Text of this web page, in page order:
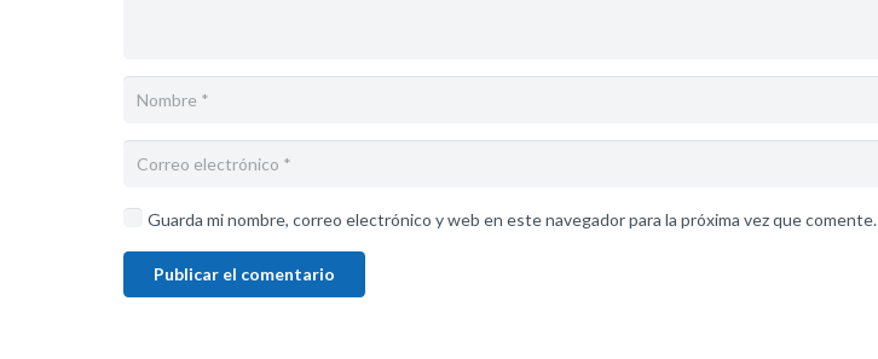
Guarda mi nombre, correo electrónico y web en este navegador para la próxima vez que comente.
Publicar el comentario